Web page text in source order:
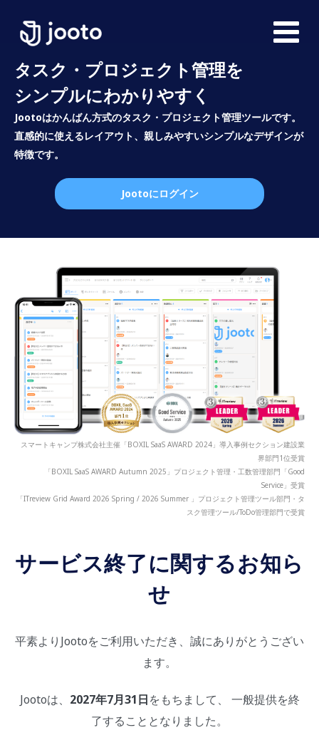
タスク・プロジェクト管理を
シンプルにわかりやすく
Jootoはかんばん方式のタスク・プロジェクト管理ツールです。
直感的に使えるレイアウト、親しみやすいシンプルなデザインが
特徴です。
Jootoにログイン
スマートキャンプ株式会社主催「BOXIL SaaS AWARD 2024」導入事例セクション建設業
界部門1位受賞
「BOXIL SaaS AWARD Autumn 2025」プロジェクト管理・工数管理部門「Good
Service」受賞
「ITreview Grid Award 2026 Spring / 2026 Summer 」プロジェクト管理ツール部門・タ
スク管理ツール/ToDo管理部門で受賞
サービス終了に関するお知ら
せ
平素よりJootoをご利用いただき、誠にありがとうござい
ます。
Jootoは、 2027年7月31日をもちまして、 一般提供を終
了することとなりました。